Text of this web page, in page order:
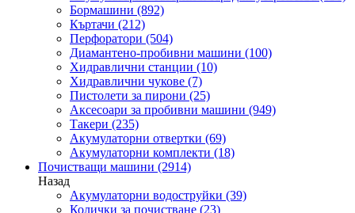
Бормашини (892)
Къртачи (212)
Перфоратори (504)
Диамантено-пробивни машини (100)
Хидравлични станции (10)
Хидравлични чукове (7)
Пистолети за пирони (25)
Аксесоари за пробивни машини (949)
Такери (235)
Акумулаторни отвертки (69)
Акумулаторни комплекти (18)
Почистващи машини (2914)
Назад
Акумулаторни водоструйки (39)
Колички за почистване (23)